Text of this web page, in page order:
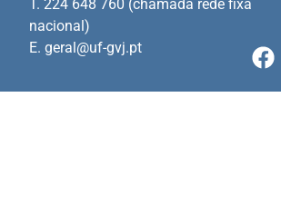
T. 224 648 760 (chamada rede fixa
nacional)
E.geral@uf-gvj.pt